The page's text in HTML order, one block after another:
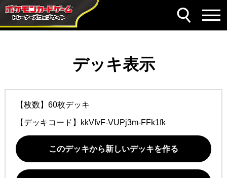
デッキ表示
【枚数】60枚デッキ
【デッキコード】 kkVfvF-VUPj3m-FFk1fk
このデッキから新しいデッキを作る